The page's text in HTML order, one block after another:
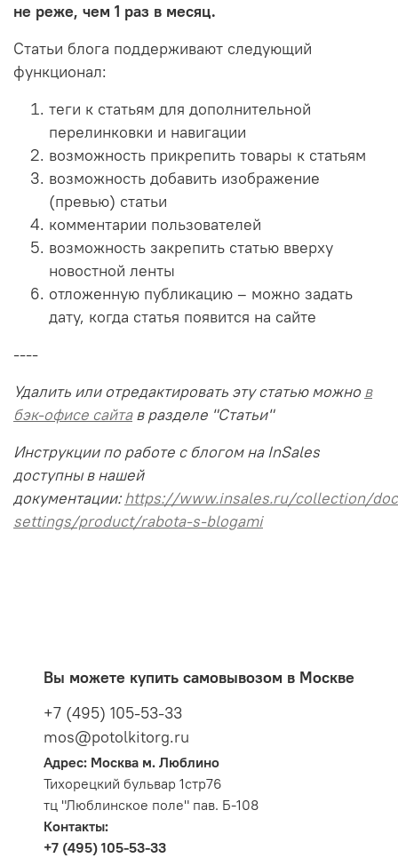
не реже, чем 1 раз в месяц.
Статьи блога поддерживают следующий
функционал:
теги к статьям для дополнительной
перелинковки и навигации
возможность прикрепить товары к статьям
возможность добавить изображение
(превью) статьи
комментарии пользователей
возможность закрепить статью вверху
новостной ленты
отложенную публикацию – можно задать
дату, когда статья появится на сайте
----
Удалить или отредактировать эту статью можно в
бэк-офисе сайтав разделе "Статьи"
Инструкции по работе с блогом на InSales
доступны в нашей
документации:https://www.insales.ru/collection/
settings/product/rabota-s-blogami
Вы можете купить самовывозом в Москве
+7 (495) 105-53-33
mos@potolkitorg.ru
Адрес: Москва м. Люблино
Тихорецкий бульвар 1стр76
тц "Люблинское поле" пав. Б-108
Контакты:
+7 (495) 105-53-33